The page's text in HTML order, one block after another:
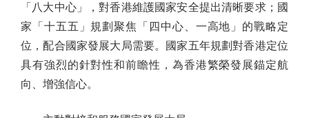
「八大中心」，對香港維護國家安全提出清晰要求；國
家「十五五」規劃聚焦「四中心、一高地」的戰略定
位，配合國家發展大局需要。國家五年規劃對香港定位
具有強烈的針對性和前瞻性，為香港繁榮發展錨定航
向、增強信心。